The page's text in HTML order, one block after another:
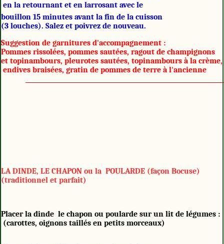
en la retournant et en larrosant avec le
bouillon 15 minutes avant la fin de la cuisson
(3 louches). Salez et poivrez de nouveau.
Suggestion de garnitures d'accompagnement :
Pommes rissolées, pommes sautées, ragout de champignons
et topinambours, pleurotes sautées, topinambours à la crème,
endives braisées, gratin de pommes de terre à l'ancienne
LA DINDE, LE CHAPON ou la POULARDE (façon Bocuse)
(traditionnel et parfait)
Placer la dinde le chapon ou poularde sur un lit de légumes :
(carottes, oignons taillés en petits morceaux)